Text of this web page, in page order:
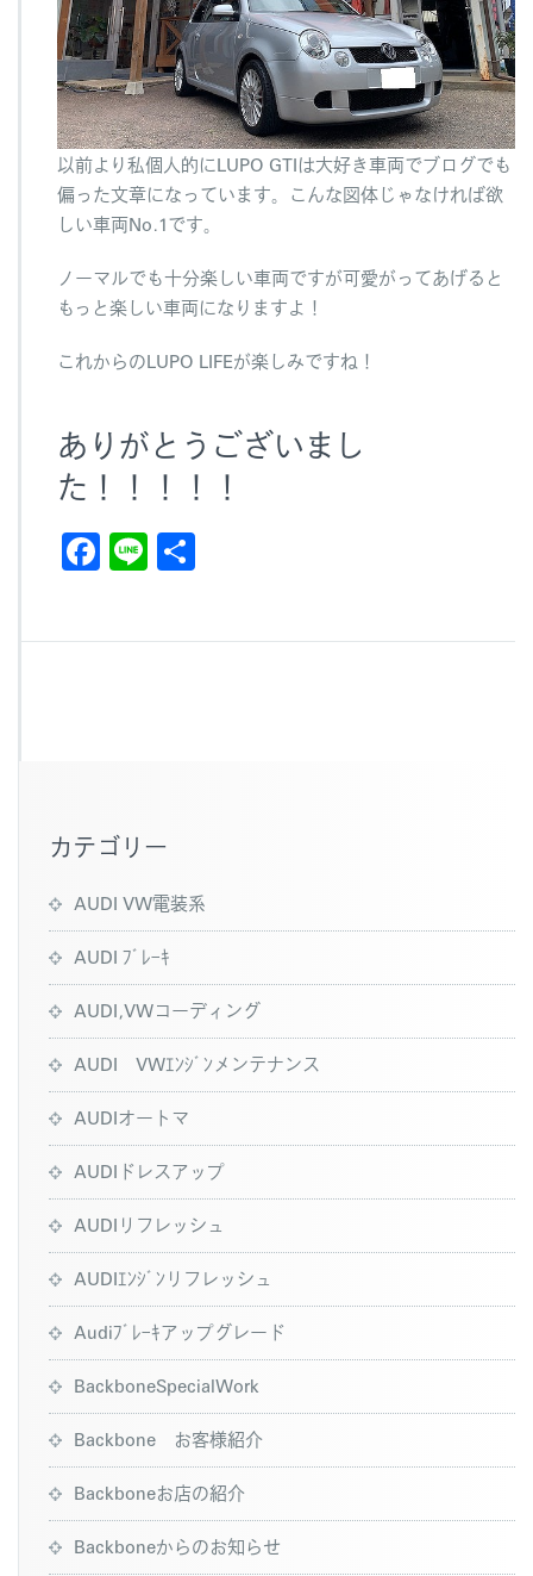
以前より私個人的にLUPO GTIは大好き車両でブログでも
偏った文章になっています。こんな図体じゃなければ欲
しい車両No.1です。
ノーマルでも十分楽しい車両ですが可愛がってあげると
もっと楽しい車両になりますよ！
これからのLUPO LIFEが楽しみですね！
ありがとうございまし
た！！！！！
F Li
カテゴリー
AUDI VW電装系
AUDI ﾌﾞﾚｰｷ
AUDI,VWコーディング
AUDI VWｴﾝｼﾞﾝメンテナンス
AUDIオートマ
AUDIドレスアップ
AUDIリフレッシュ
AUDIｴﾝｼﾞﾝリフレッシュ
Audiﾌﾞﾚｰｷアップグレード
BackboneSpecialWork
Backbone お客様紹介
Backboneお店の紹介
Backboneからのお知らせ